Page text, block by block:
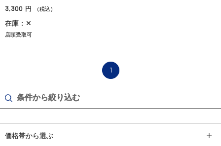
条件から絞り込む
価格帯から選ぶ
3,300 円 （税込）
在庫：✕
店頭受取可
1